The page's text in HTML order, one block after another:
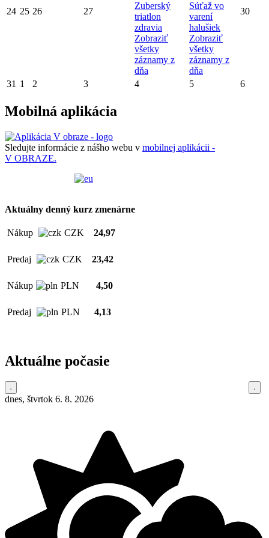
24 25 26 27
Zuberský
triatlon
zdravia
Zobraziť
všetky
záznamy z
dňa
Súťaž vo
varení
halušiek
Zobraziť
všetky
záznamy z
dňa
30
31 1 2 3 4 5 6
Mobilná aplikácia
Sledujte informácie z nášho webu v mobilnej aplikácii -
V OBRAZE.
Aktuálny denný kurz zmenárne
Nákup CZK 24,97
Predaj CZK 23,42
Nákup PLN 4,50
Predaj PLN 4,13
Aktuálne počasie
dnes, štvrtok 6. 8. 2026